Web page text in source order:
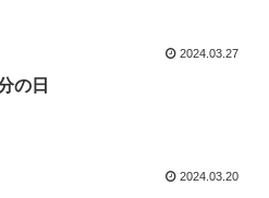
2024.03.27
の日
2024.03.20